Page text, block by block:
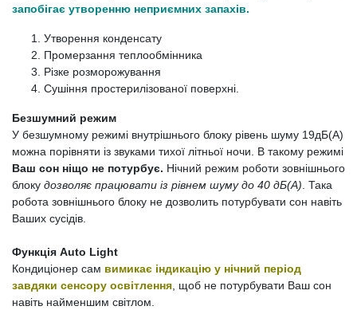
запобігає утворенню неприємних запахів.
Утворення конденсату
Промерзання теплообмінника
Різке розморожування
Сушіння простерилізованої поверхні.
Безшумний режим
У безшумному режимі внутрішнього блоку рівень шуму 19дБ(А)
можна порівняти із звуками тихої літньої ночи. В такому режимі
Ваш сон ніщо не потурбує. Нічний режим роботи зовнішнього
блоку дозволяє працювати із рівнем шуму до 40 дБ(А) . Така
робота зовнішнього блоку не дозволить потурбувати сон навіть
Ваших сусідів.
Функція Auto Light
Кондиціонер сам вимикає індикацію у нічний період
завдяки сенсору освітлення , щоб не потурбувати Ваш сон
навіть найменшим світлом.